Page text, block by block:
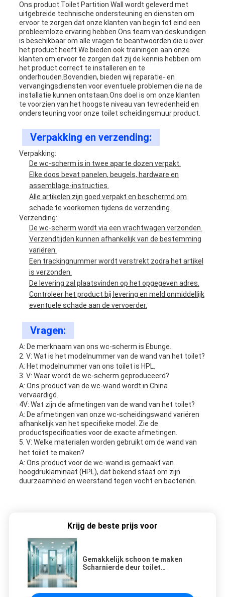
Ons product Toilet Partition Wall wordt geleverd met
uitgebreide technische ondersteuning en diensten om
ervoor te zorgen dat onze klanten van begin tot eind een
probleemloze ervaring hebben.Ons team van deskundigen
is beschikbaar om alle vragen te beantwoorden die u over
het product heeft.We bieden ook trainingen aan onze
klanten om ervoor te zorgen dat zij de kennis hebben om
het product correct te installeren en te
onderhouden.Bovendien, bieden wij reparatie- en
vervangingsdiensten voor eventuele problemen die na de
installatie kunnen ontstaan.Ons doel is om onze klanten
te voorzien van het hoogste niveau van tevredenheid en
ondersteuning voor onze toilet scheidingsmuur product.
Verpakking en verzending:
Verpakking:
De wc-scherm is in twee aparte dozen verpakt.
Elke doos bevat panelen, beugels, hardware en
assemblage-instructies.
Alle artikelen zijn goed verpakt en beschermd om
schade te voorkomen tijdens de verzending.
Verzending:
De wc-scherm wordt via een vrachtwagen verzonden.
Verzendtijden kunnen afhankelijk van de bestemming
variëren.
Een trackingnummer wordt verstrekt zodra het artikel
is verzonden.
De levering zal plaatsvinden op het opgegeven adres.
Controleer het product bij levering en meld onmiddellijk
eventuele schade aan de vervoerder.
Vragen:
A: De merknaam van ons wc-scherm is Ebunge.
2. V: Wat is het modelnummer van de wand van het toilet?
A: Het modelnummer van ons toilet is HPL.
3. V: Waar wordt de wc-scherm geproduceerd?
A: Ons product van de wc-wand wordt in China
vervaardigd.
4V: Wat zijn de afmetingen van de wand van het toilet?
A: De afmetingen van onze wc-scheidingswand variëren
afhankelijk van het specifieke model. Zie de
productspecificaties voor de exacte afmetingen.
5. V: Welke materialen worden gebruikt om de wand van
het toilet te maken?
A: Ons product voor de wc-wand is gemaakt van
hoogdruklaminaat (HPL), dat bekend staat om zijn
duurzaamheid en weerstand tegen vocht en bacteriën.
Krijg de beste prijs voor
Gemakkelijk schoon te maken
Scharnierde deur toilet